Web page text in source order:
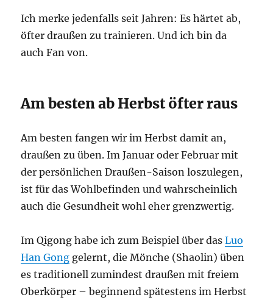
Ich merke jedenfalls seit Jahren: Es härtet ab,
öfter draußen zu trainieren. Und ich bin da
auch Fan von.
Am besten ab Herbst öfter raus
Am besten fangen wir im Herbst damit an,
draußen zu üben. Im Januar oder Februar mit
der persönlichen Draußen-Saison loszulegen,
ist für das Wohlbefinden und wahrscheinlich
auch die Gesundheit wohl eher grenzwertig.
Im Qigong habe ich zum Beispiel über dasLuo
Han Gong gelernt, die Mönche (Shaolin) üben
es traditionell zumindest draußen mit freiem
Oberkörper – beginnend spätestens im Herbst